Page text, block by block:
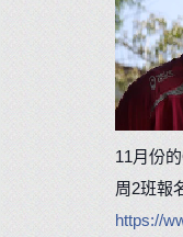
11月份
周2班報
https://